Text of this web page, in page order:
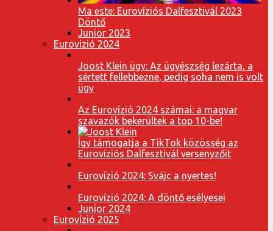
Ma este: Eurovíziós Dalfesztivál 2023
Döntő
Junior 2023
Eurovízió 2024
Joost Klein ügy: Az ügyészség lezárta, a
sértett fellebbezne, pedig soha nem is volt
ügy
Az Eurovízió 2024 számai: a magyar
szavazók bekerültek a top 10-be!
Így támogatja a TikTok közösség az
Eurovíziós Dalfesztivál versenyzőit
Eurovízió 2024: Svájc a nyertes!
Eurovízió 2024: A döntő esélyesei
Junior 2024
Eurovízió 2025